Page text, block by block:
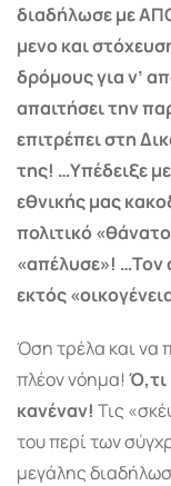
διαδήλωσε με
μενο και
δρόμους για ν’
απαιτήσει την
επιτρέπει στη
της! …Υπέδειξε
εθνικής μας
πολιτικό
«απέλυσε»! …Τον
εκτός
Όση τρέλα και να
πλέον νόημα! Ό,τι
κανέναν! Τις
του περί των
μεγάλης